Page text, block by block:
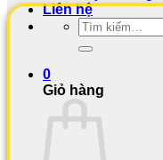
Liên hệ
Tìm
kiếm:
0
Giỏ hàng